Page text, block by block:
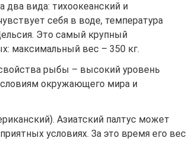
два вида: тихоокеанский и
себя в воде, температура
Это самый крупный
максимальный вес – 350 кг.
рыбы – высокий уровень
окружающего мира и
Азиатский палтус может
условиях. За это время его вес